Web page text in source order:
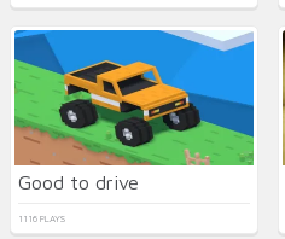
Good to drive
1116 PLAYS